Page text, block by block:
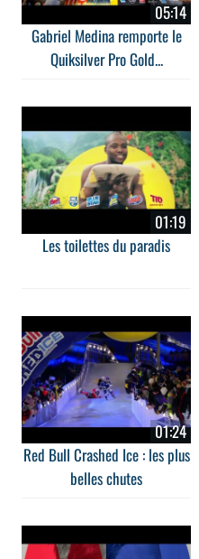
05:14
Gabriel Medina remporte le
Quiksilver Pro Gold...
01:19
Les toilettes du paradis
01:24
Red Bull Crashed Ice : les plus
belles chutes